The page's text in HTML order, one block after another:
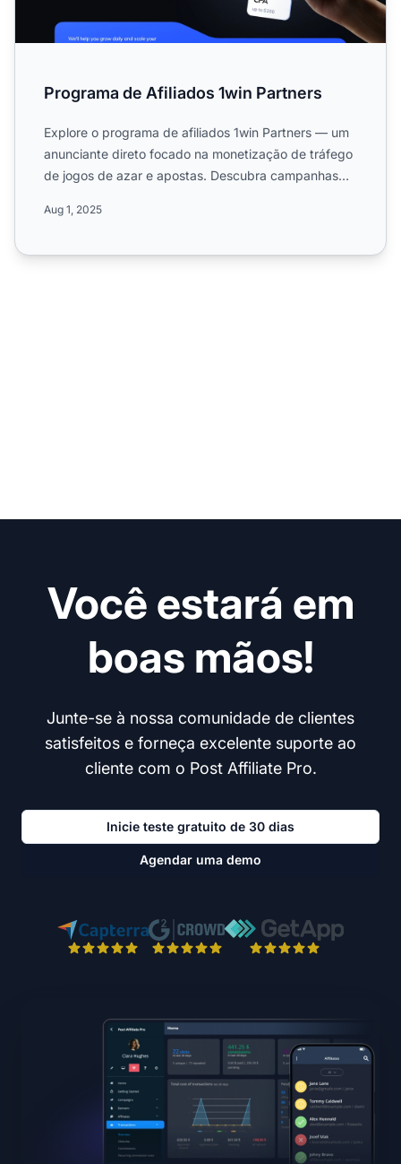
Programa de Afiliados 1win Partners
Explore o programa de afiliados 1win Partners — um
anunciante direto focado na monetização de tráfego
de jogos de azar e apostas. Descubra campanhas
Aug 1, 2025
Você estará em
boas mãos!
Junte-se à nossa comunidade de clientes
satisfeitos e forneça excelente suporte ao
cliente com o Post Affiliate Pro.
Inicie teste gratuito de 30 dias
Agendar uma demo